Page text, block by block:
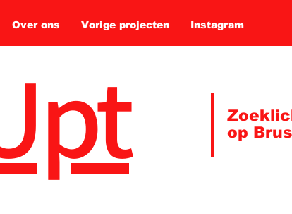
Over ons Vorige projecten Instagram
op